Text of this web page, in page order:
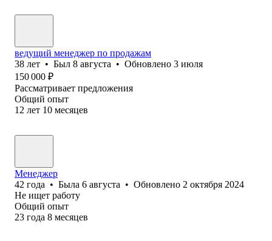
ведущий менеджер по про‎дажам
38 лет • Был 8 августа • Обновлено 3 июля
150 000 ₽
Рассматривает предложения
Общий опыт
12 лет 10 месяцев
Менеджер
42 года • Была 6 августа • Обновлено 2 октября 2024
Не ищет работу
Общий опыт
23 года 8 месяцев